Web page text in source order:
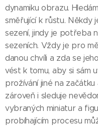
dynamiku obrazu.
směřující k růstu. Někdy
sezení, jindy je potřeba
sezeních. Vždy je pro
danou chvíli a zda se
vést k tomu, aby si sám
prožívání jiné na
zároveň i sleduje
vybraných miniatur a
probíhajícím procesu